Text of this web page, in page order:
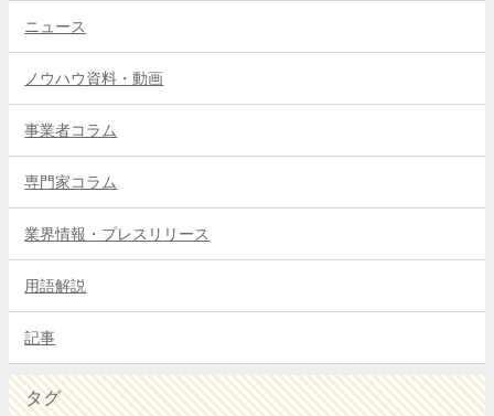
ニュース
ノウハウ資料・動画
事業者コラム
専門家コラム
業界情報・プレスリリース
用語解説
記事
タグ